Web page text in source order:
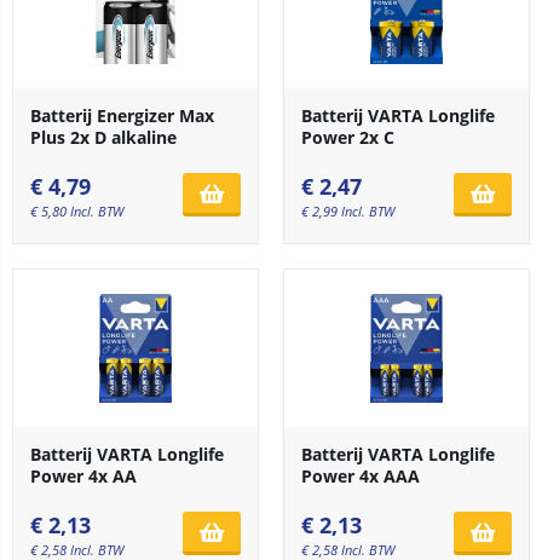
Batterij Energizer Max
Plus 2x D alkaline
€ 4,79
€5,80 Incl. BTW
Batterij VARTA Longlife
Power 2x C
€ 2,47
€2,99 Incl. BTW
Batterij VARTA Longlife
Power 4x AA
€ 2,13
€2,58 Incl. BTW
Batterij VARTA Longlife
Power 4x AAA
€ 2,13
€2,58 Incl. BTW